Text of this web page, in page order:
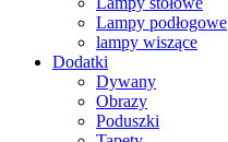
Lampy podłogowe
lampy wiszące
Dodatki
Dywany
Obrazy
Poduszki